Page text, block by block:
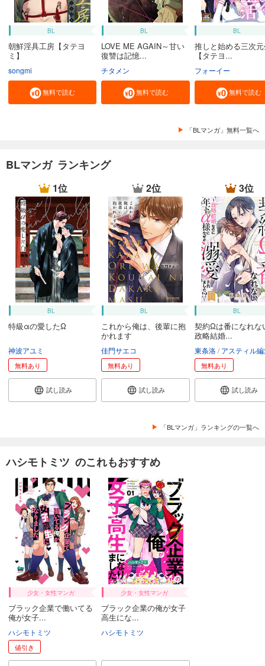
BL
朝鮮淫具工房【タテヨ
ミ】
songmi
無料で読む
BL
LOVE ME AGAIN～甘い
復讐は記憶...
チタメン
無料で読む
BL
推しと始める三次
【タテヨ...
フォーイー
無料で読む
「BLマンガ」無料一覧へ
BLマンガ ランキング
1位
BL
特級αの愛したΩ
神波アユミ
無料あり
試し読み
2位
BL
これから俺は、後輩に抱
かれます
佳門サエコ
無料あり
試し読み
3位
BL
契約Ωは番になれな
政略結婚...
東条洛 アスティル
無料あり
試し読み
「BLマンガ」ランキングの一覧へ
ハシモトミツ のこれもおすすめ
少女・女性マンガ
ブラック企業で働いてる
俺が女子...
ハシモトミツ
値引き
少女・女性マンガ
ブラック企業の俺が女子
高生にな...
ハシモトミツ